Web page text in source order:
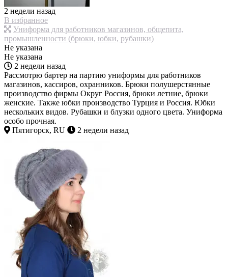
2 недели назад
В избранное
Униформа для работников магазинов, общепита,
промышленности (брюки, юбки, рубашки)
Не указана
Не указана
2 недели назад
Рассмотрю бартер на партию униформы для работников
магазинов, кассиров, охранников. Брюки полушерстянные
производство фирмы Округ Россия, брюки летние, брюки
женские. Также юбки производство Турция и Россия. Юбки
нескольких видов. Рубашки и блузки одного цвета. Униформа
особо прочная.
Пятигорск, RU
2 недели назад